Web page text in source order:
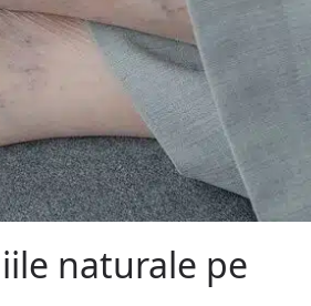
naturale pe